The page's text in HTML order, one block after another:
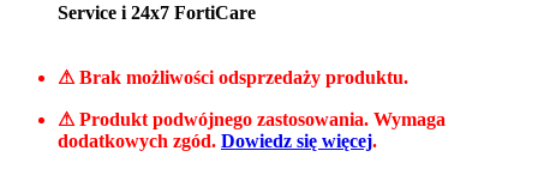
Service i 24x7 FortiCare
⚠ Brak możliwości odsprzedaży produktu.
⚠ Produkt podwójnego zastosowania. Wymaga
dodatkowych zgód. Dowiedz się więcej.